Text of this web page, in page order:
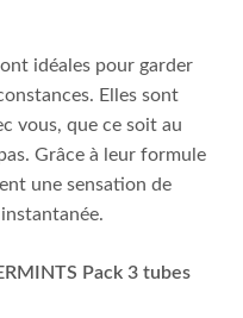
idéales pour garder
Elles sont
vous, que ce soit au
Grâce à leur formule
une sensation de
Pack 3 tubes